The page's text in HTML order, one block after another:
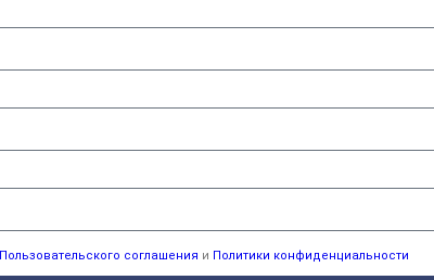
Пользовательского соглашения и Политики конфиденциальности